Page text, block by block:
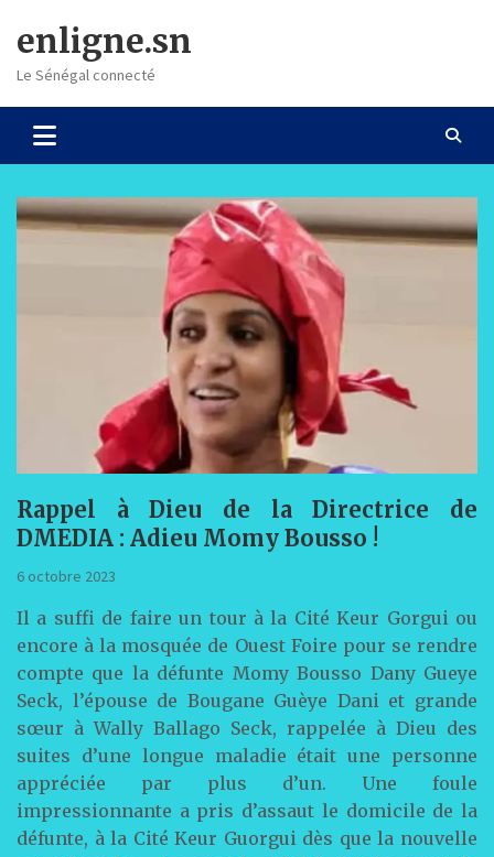
content
enligne.sn
Le Sénégal connecté
Rappel à Dieu de la Directrice de
DMEDIA : Adieu Momy Bousso !
6 octobre 2023
Il a suffi de faire un tour à la Cité Keur Gorgui ou
encore à la mosquée de Ouest Foire pour se rendre
compte que la défunte Momy Bousso Dany Gueye
Seck, l’épouse de Bougane Guèye Dani et grande
sœur à Wally Ballago Seck, rappelée à Dieu des
suites d’une longue maladie était une personne
appréciée par plus d’un. Une foule
impressionnante a pris d’assaut le domicile de la
défunte, à la Cité Keur Guorgui dès que la nouvelle